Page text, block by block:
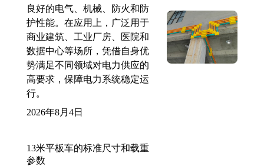
良好的电气、机械、防火和防
护性能。在应用上，广泛用于
商业建筑、工业厂房、医院和
数据中心等场所，凭借自身优
势满足不同领域对电力供应的
高要求，保障电力系统稳定运
行。
2026年8月4日
13米平板车的标准尺寸和载重
参数